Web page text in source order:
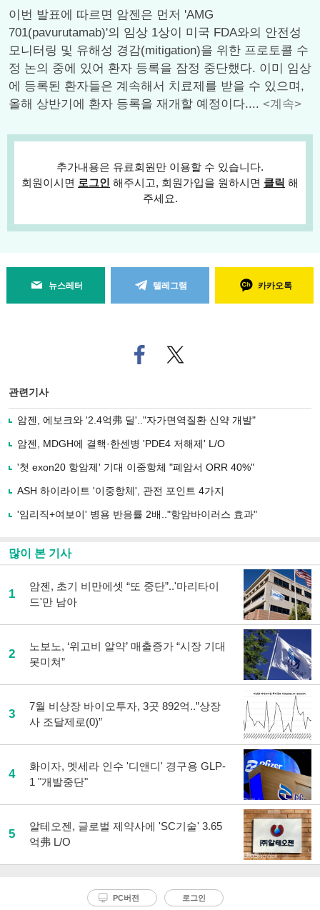
이번 발표에 따르면 암젠은 먼저 'AMG
701(pavurutamab)'의 임상 1상이 미국 FDA와의 안전성
모니터링 및 유해성 경감(mitigation)을 위한 프로토콜 수
정 논의 중에 있어 환자 등록을 잠정 중단했다. 이미 임상
에 등록된 환자들은 계속해서 치료제를 받을 수 있으며,
올해 상반기에 환자 등록을 재개할 예정이다.... <계속>
추가내용은 유료회원만 이용할 수 있습니다.
회원이시면 로그인 해주시고, 회원가입을 원하시면 클릭 해
주세요.
뉴스레터 텔레그램 카카오톡
페
이
로
사
유
기
트위
터로
관련기사
암젠, 에보크와 '2.4억弗 딜'.."자가면역질환 신약 개발"
암젠, MDGH에 결핵·한센병 'PDE4 저해제' L/O
'첫 exon20 항암제' 기대 이중항체 "폐암서 ORR 40%"
ASH 하이라이트 '이중항체', 관전 포인트 4가지
'임리직+여보이' 병용 반응률 2배.."항암바이러스 효과"
많이 본 기사
1
암젠, 초기 비만에셋 “또 중단”..'마리타이
드'만 남아
2
노보노, ‘위고비 알약’ 매출증가 “시장 기대
못미쳐”
3
7월 비상장 바이오투자, 3곳 892억..”상장
사 조달제로(0)”
4
화이자, 멧세라 인수 '디앤디' 경구용 GLP-
1 "개발중단"
5
알테오젠, 글로벌 제약사에 'SC기술' 3.65
억弗 L/O
PC버전 로그인